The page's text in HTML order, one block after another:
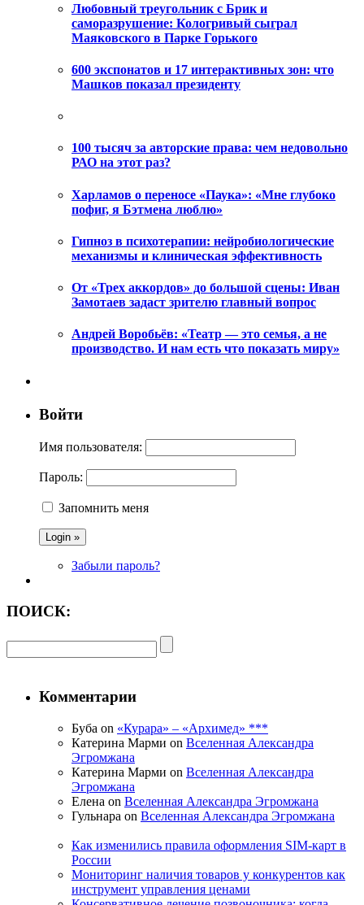
Любовный треугольник с Брик и
саморазрушение: Кологривый сыграл
Маяковского в Парке Горького
600 экспонатов и 17 интерактивных зон: что
Машков показал президенту
100 тысяч за авторские права: чем недовольно
РАО на этот раз?
Харламов о переносе «Паука»: «Мне глубоко
пофиг, я Бэтмена люблю»
Гипноз в психотерапии: нейробиологические
механизмы и клиническая эффективность
От «Трех аккордов» до большой сцены: Иван
Замотаев задаст зрителю главный вопрос
Андрей Воробьёв: «Театр — это семья, а не
производство. И нам есть что показать миру»
Войти
Имя пользователя:
Пароль:
Запомнить меня
Забыли пароль?
ПОИСК:
Комментарии
Буба on «Курара» – «Архимед» ***
Катерина Марми on Вселенная Александра
Эгромжана
Катерина Марми on Вселенная Александра
Эгромжана
Елена on Вселенная Александра Эгромжана
Гульнара on Вселенная Александра Эгромжана
Как изменились правила оформления SIM-карт в
России
Мониторинг наличия товаров у конкурентов как
инструмент управления ценами